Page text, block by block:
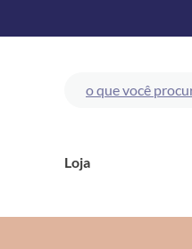
Loja